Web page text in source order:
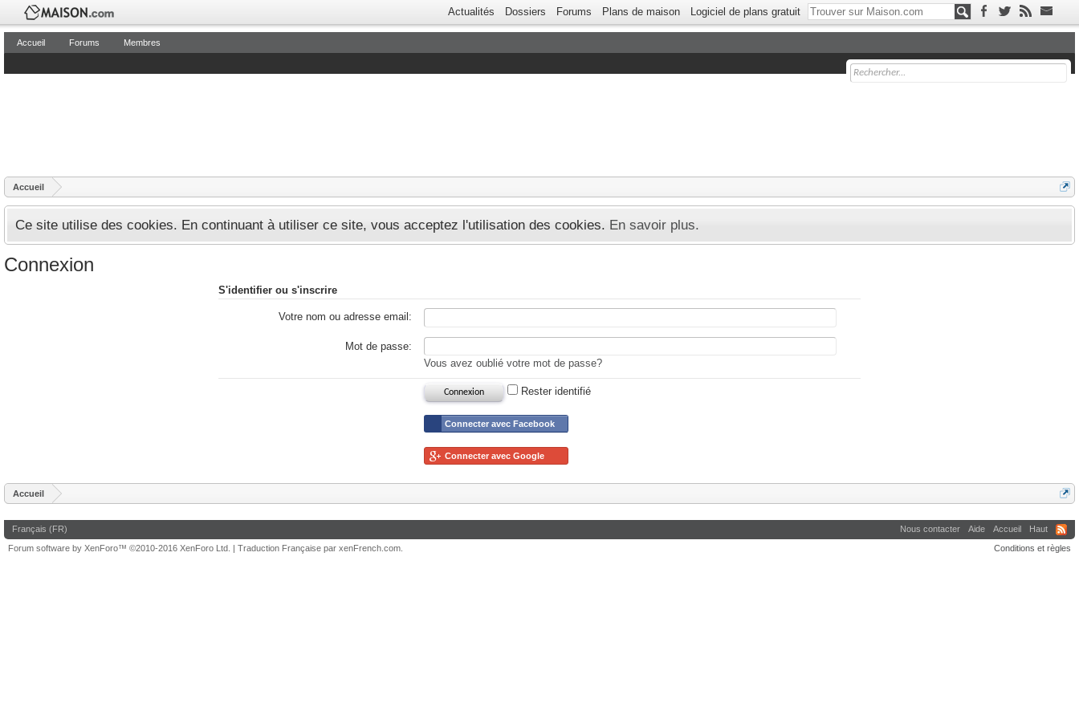
Accueil
Ce site utilise des cookies. En continuant à utiliser ce site, vous acceptez l'utilisation des cookies. En savoir plus.
Connexion
S'identifier ou s'inscrire
Votre nom ou adresse email:
Mot de passe:
Vous avez oublié votre mot de passe?
Rester identifié
Connecter avec Facebook
Connecter avec Google
Accueil
Actualités Dossiers Forums Plans de maison Logiciel de plans gratuit
Accueil Forums Membres
Français (FR) Nous contacter Aide Accueil
Haut
Conditions et règles
Forum software by XenForo™ ©2010-2016 XenForo Ltd. | Traduction Française par xenFrench.com.